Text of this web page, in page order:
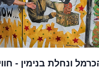
ונחלת בנימין -